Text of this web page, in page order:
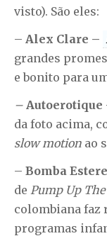
visto). São eles:
– Alex Clare –
grandes
e bonito para
– Autoerotique
da foto acima,
slow motion ao
– Bomba
de Pump Up The
colombiana faz
programas